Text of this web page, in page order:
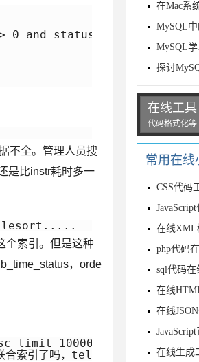
0 and status != 9
不全。管理人员搜
是比instr耗时多一
filesort.....
个索引。但是这种
，orde
limit 100000,25;
合索引了吗，tell me why......
在Mac系
MySQL
MySQL
探讨
在线工具
代码格式化等
常用在线
CSS代码
在线XML
php代码
sql代码
在线
在线
在线生成